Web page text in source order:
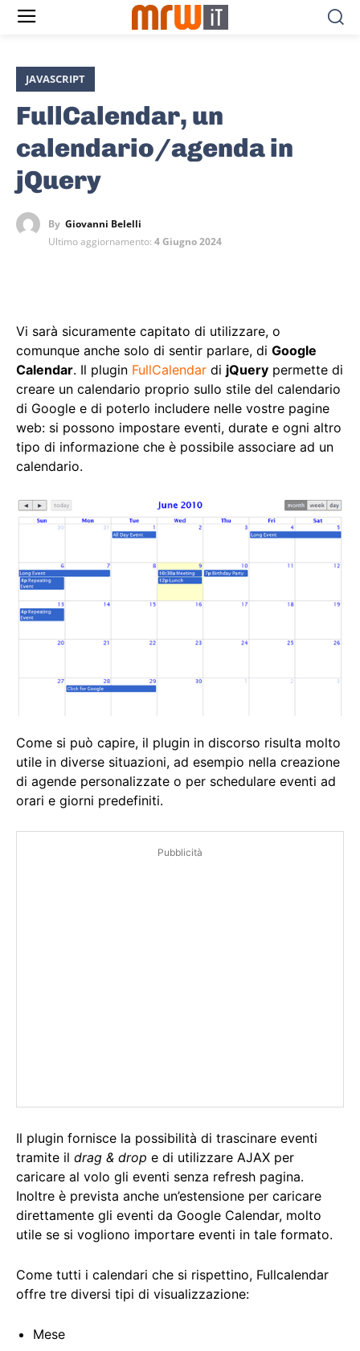
JAVASCRIPT
FullCalendar, un
calendario/agenda in
jQuery
By Giovanni Belelli
Ultimo aggiornamento: 4 Giugno 2024
Vi sarà sicuramente capitato di utilizzare, o
comunque anche solo di sentir parlare, di Google
Calendar. Il plugin FullCalendar di jQuery permette di
creare un calendario proprio sullo stile del calendario
di Google e di poterlo includere nelle vostre pagine
web: si possono impostare eventi, durate e ogni altro
tipo di informazione che è possibile associare ad un
calendario.
Come si può capire, il plugin in discorso risulta molto
utile in diverse situazioni, ad esempio nella creazione
di agende personalizzate o per schedulare eventi ad
orari e giorni predefiniti.
Pubblicità
Il plugin fornisce la possibilità di trascinare eventi
tramite il drag & drop e di utilizzare AJAX per
caricare al volo gli eventi senza refresh pagina.
Inoltre è prevista anche un’estensione per caricare
direttamente gli eventi da Google Calendar, molto
utile se si vogliono importare eventi in tale formato.
Come tutti i calendari che si rispettino, Fullcalendar
offre tre diversi tipi di visualizzazione:
Mese